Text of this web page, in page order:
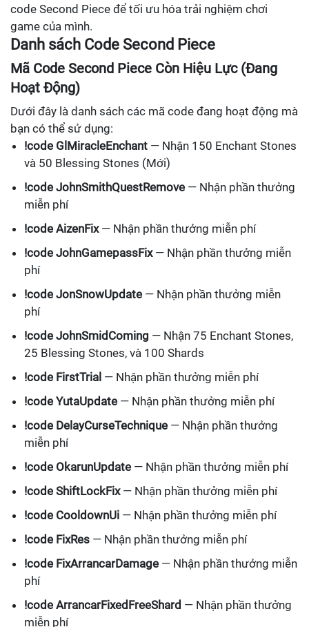
code Second Piece để tối ưu hóa trải nghiệm chơi
game của mình.
Danh sách Code Second Piece
Mã Code Second Piece Còn Hiệu Lực (Đang
Hoạt Động)
Dưới đây là danh sách các mã code đang hoạt động mà
bạn có thể sử dụng:
!code GlMiracleEnchant — Nhận 150 Enchant Stones
và 50 Blessing Stones (Mới)
!code JohnSmithQuestRemove — Nhận phần thưởng
miễn phí
!code AizenFix— Nhận phần thưởng miễn phí
!code JohnGamepassFix— Nhận phần thưởng miễn
phí
!code JonSnowUpdate — Nhận phần thưởng miễn
phí
!code JohnSmidComing — Nhận 75 Enchant Stones,
25 Blessing Stones, và 100 Shards
!code FirstTrial — Nhận phần thưởng miễn phí
!code YutaUpdate — Nhận phần thưởng miễn phí
!code DelayCurseTechnique — Nhận phần thưởng
miễn phí
!code OkarunUpdate — Nhận phần thưởng miễn phí
!code ShiftLockFix— Nhận phần thưởng miễn phí
!code CooldownUi — Nhận phần thưởng miễn phí
!code FixRes — Nhận phần thưởng miễn phí
!code FixArrancarDamage — Nhận phần thưởng miễn
phí
!code ArrancarFixedFreeShard — Nhận phần thưởng
miễn phí